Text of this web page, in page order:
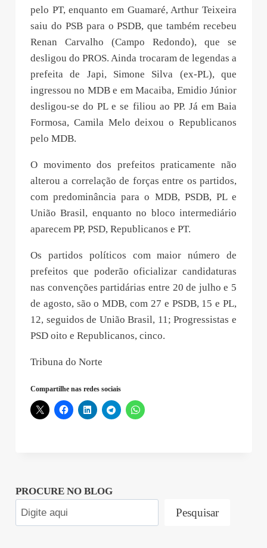
pelo PT, enquanto em Guamaré, Arthur Teixeira
saiu do PSB para o PSDB, que também recebeu
Renan Carvalho (Campo Redondo), que se
desligou do PROS. Ainda trocaram de legendas a
prefeita de Japi, Simone Silva (ex-PL), que
ingressou no MDB e em Macaiba, Emidio Júnior
desligou-se do PL e se filiou ao PP. Já em Baia
Formosa, Camila Melo deixou o Republicanos
pelo MDB.
O movimento dos prefeitos praticamente não
alterou a correlação de forças entre os partidos,
com predominância para o MDB, PSDB, PL e
União Brasil, enquanto no bloco intermediário
aparecem PP, PSD, Republicanos e PT.
Os partidos políticos com maior número de
prefeitos que poderão oficializar candidaturas
nas convenções partidárias entre 20 de julho e 5
de agosto, são o MDB, com 27 e PSDB, 15 e PL,
12, seguidos de União Brasil, 11; Progressistas e
PSD oito e Republicanos, cinco.
Tribuna do Norte
Compartilhe nas redes sociais
PROCURE NO BLOG
Pesquisar